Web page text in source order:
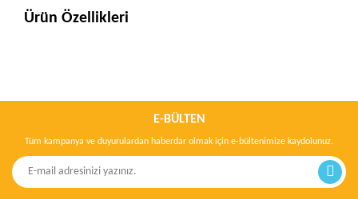
Ürün Özellikleri
Ürün resmi kalitesiz, bozuk veya görüntülenemiyor.
Ürün açıklamasında eksik bilgiler bulunuyor.
Ürün bilgilerinde hatalar bulunuyor.
E-BÜLTEN
Tüm kampanya ve duyurulardan haberdar olmak için e-bültenimize kaydolunuz.